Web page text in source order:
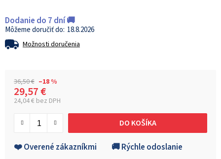
Dodanie do 7 dní 🚚
18.8.2026
Možnosti doručenia
36,50 € –18 %
29,57 €
24,04 € bez DPH
DO KOŠÍKA
❤️ Overené zákazníkmi
🚚 Rýchle odoslanie